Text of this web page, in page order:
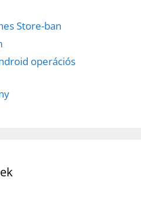
Store-ban
operációs